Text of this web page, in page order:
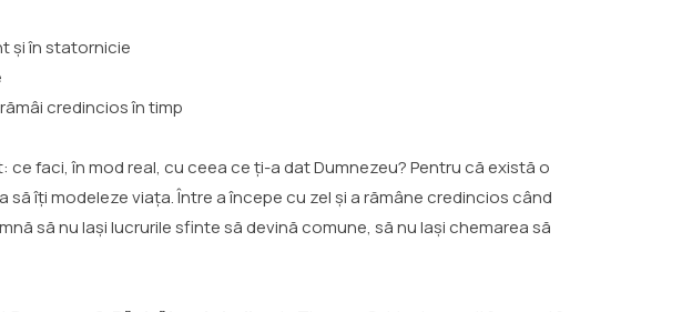
și în statornicie
credincios în timp
faci, în mod real, cu ceea ce ți-a dat Dumnezeu? Pentru că există o
îți modeleze viața. Între a începe cu zel și a rămâne credincios când
să nu lași lucrurile sfinte să devină comune, să nu lași chemarea să